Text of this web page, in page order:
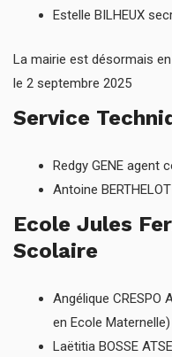
Estelle BILHEUX
La mairie est désormais
le 2 septembre 2025
Service
Redgy GENE agent
Antoine
Ecole Jules
Scolaire
Angélique CRESPO
en Ecole Maternelle)
Laëtitia BOSSE